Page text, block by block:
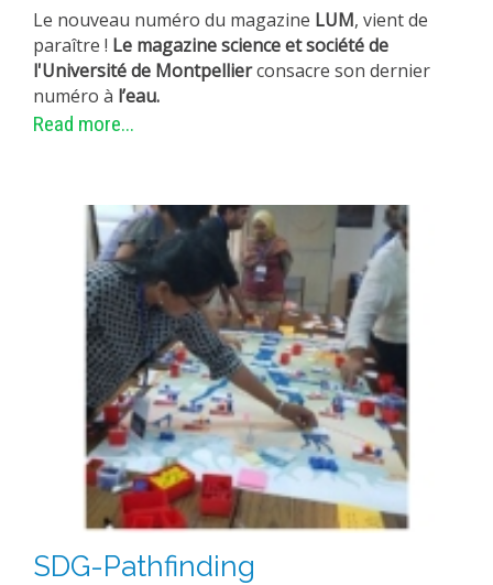
Le nouveau numéro du magazine LUM, vient de
paraître ! Le magazine science et société de
l'Université de Montpellierconsacre son dernier
numéro à l’eau.
Read more...
SDG-Pathfinding